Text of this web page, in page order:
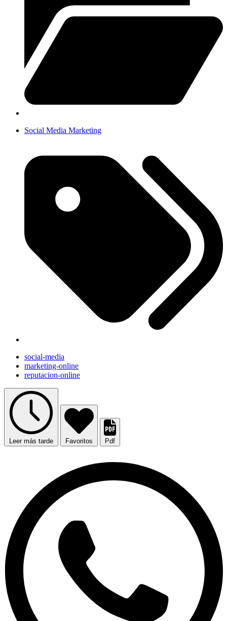
Social Media Marketing
social-media
marketing-online
reputacion-online
Leer más tarde Favoritos Pdf